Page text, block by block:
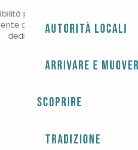
Autorità locali
Arrivare e
Scoprire
Tradizione
per acquistare i prodotti
dai produttori o nei negozi
dedicati.